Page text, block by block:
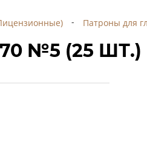
Патроны для
№5 (25 ШТ.)